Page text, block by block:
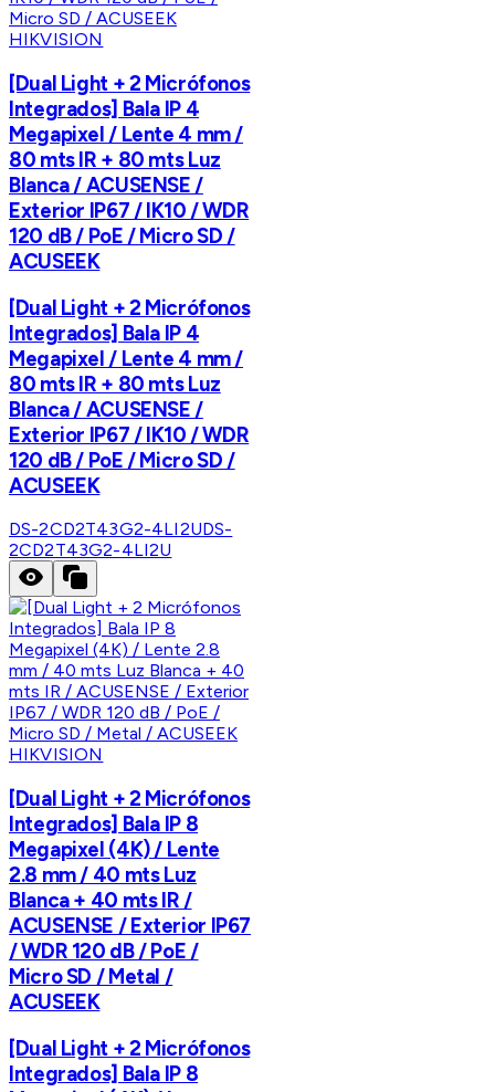
HIKVISION
[Dual Light + 2 Micrófonos
Integrados] Bala IP 4
Megapixel / Lente 4 mm /
80 mts IR + 80 mts Luz
Blanca / ACUSENSE /
Exterior IP67 / IK10 / WDR
120 dB / PoE / Micro SD /
ACUSEEK
[Dual Light + 2 Micrófonos
Integrados] Bala IP 4
Megapixel / Lente 4 mm /
80 mts IR + 80 mts Luz
Blanca / ACUSENSE /
Exterior IP67 / IK10 / WDR
120 dB / PoE / Micro SD /
ACUSEEK
DS-2CD2T43G2-4LI2UDS-
2CD2T43G2-4LI2U
HIKVISION
[Dual Light + 2 Micrófonos
Integrados] Bala IP 8
Megapixel (4K) / Lente
2.8 mm / 40 mts Luz
Blanca + 40 mts IR /
ACUSENSE / Exterior IP67
/ WDR 120 dB / PoE /
Micro SD / Metal /
ACUSEEK
[Dual Light + 2 Micrófonos
Integrados] Bala IP 8